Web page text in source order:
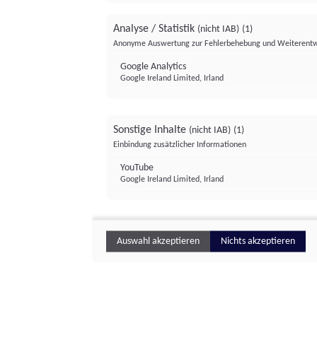
Analyse / Statistik (nicht IAB) (1)
Anonyme Auswertung zur Fehlerbehebung und
Google Analytics
Google Ireland Limited, Irland
Sonstige Inhalte (nicht IAB) (1)
Einbindung zusätzlicher Informationen
YouTube
Google Ireland Limited, Irland
Auswahl akzeptieren Nichts akzeptieren